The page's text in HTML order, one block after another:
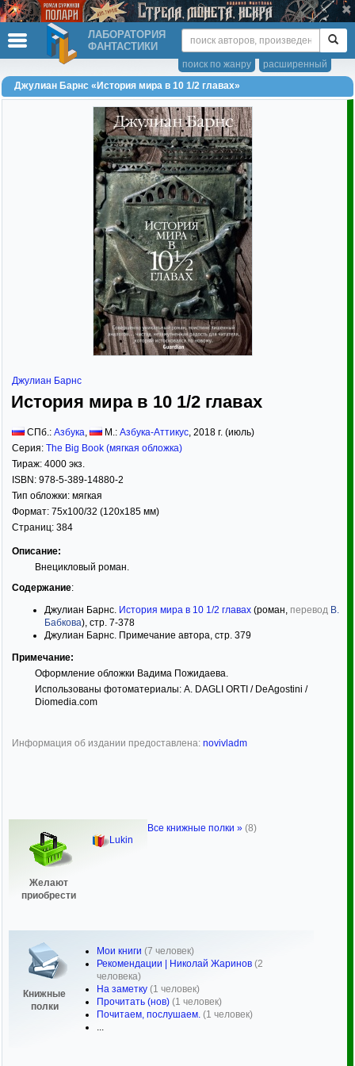
ЛАБОРАТОРИЯ
ФАНТАСТИКИ
расширенный
поиск по жанру
Джулиан Барнс «История мира в 10 1/2 главах»
Джулиан Барнс
История мира в 10 1/2 главах
СПб.: Азбука, М.: Азбука-Аттикус, 2018 г. (июль)
Серия: The Big Book (мягкая обложка)
Тираж: 4000 экз.
ISBN: 978-5-389-14880-2
Тип обложки: мягкая
Формат: 75x100/32 (120x185 мм)
Страниц: 384
Описание:
Внецикловый роман.
Содержание:
Джулиан Барнс. История мира в 10 1/2 главах (роман, перевод В.
Бабкова), стр. 7-378
Джулиан Барнс. Примечание автора, стр. 379
Примечание:
Оформление обложки Вадима Пожидаева.
Использованы фотоматериалы: A. DAGLI ORTI / DeAgostini /
Diomedia.com
Информация об издании предоставлена: novivladm
Желают
приобрести
Lukin
Книжные
полки
Мои книги (7 человек)
Рекомендации | Николай Жаринов (2
человека)
На заметку (1 человек)
Прочитать (нов) (1 человек)
Почитаем, послушаем. (1 человек)
...
Все книжные полки » (8)